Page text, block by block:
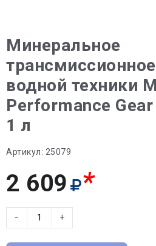
Минеральное
водной техники
Performance
1 л
Артикул: 25079
2 609 *
− +